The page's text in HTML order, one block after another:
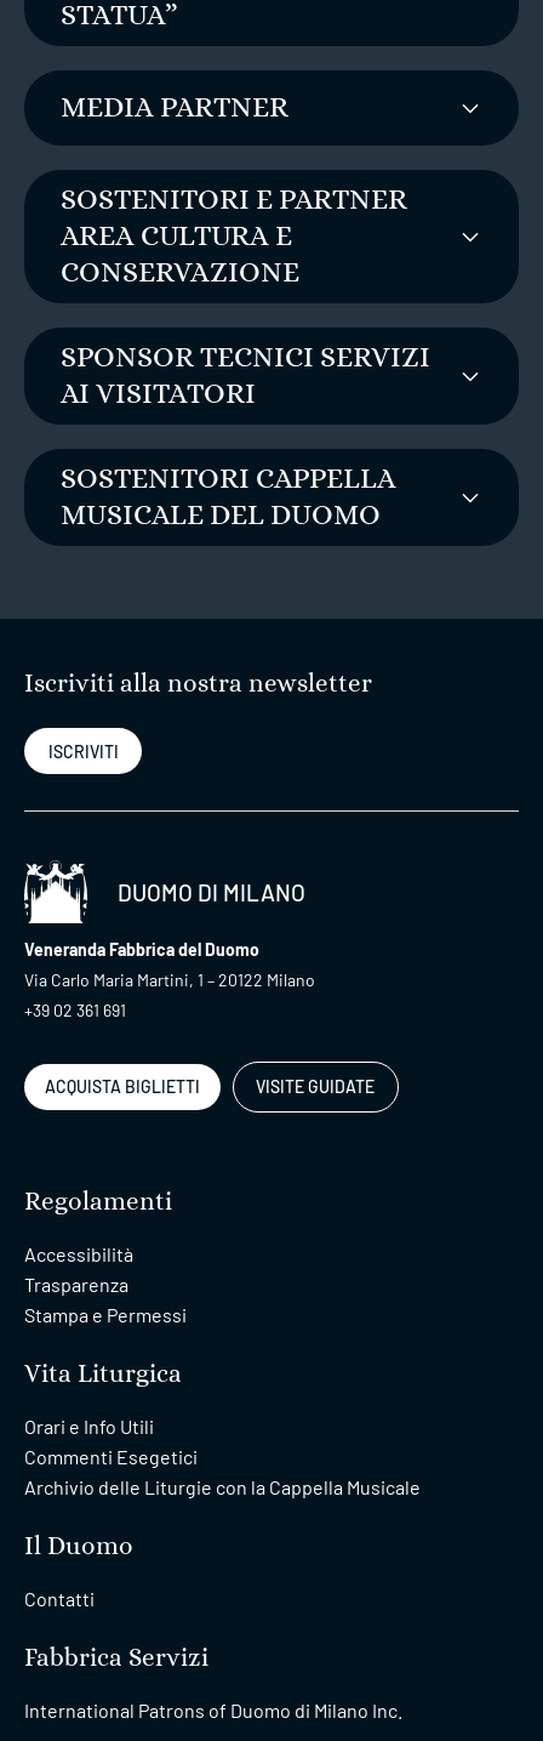
STATUA”
MEDIA PARTNER
SOSTENITORI E PARTNER
AREA CULTURA E
CONSERVAZIONE
SPONSOR TECNICI SERVIZI
AI VISITATORI
SOSTENITORI CAPPELLA
MUSICALE DEL DUOMO
Iscriviti alla nostra newsletter
ISCRIVITI
DUOMO DI MILANO
Veneranda Fabbrica del Duomo
Via Carlo Maria Martini, 1 – 20122 Milano
+39 02 361 691
ACQUISTA BIGLIETTI VISITE GUIDATE
Regolamenti
Accessibilità
Trasparenza
Stampa e Permessi
Vita Liturgica
Orari e Info Utili
Commenti Esegetici
Archivio delle Liturgie con la Cappella Musicale
Il Duomo
Contatti
Fabbrica Servizi
International Patrons of Duomo di Milano Inc.